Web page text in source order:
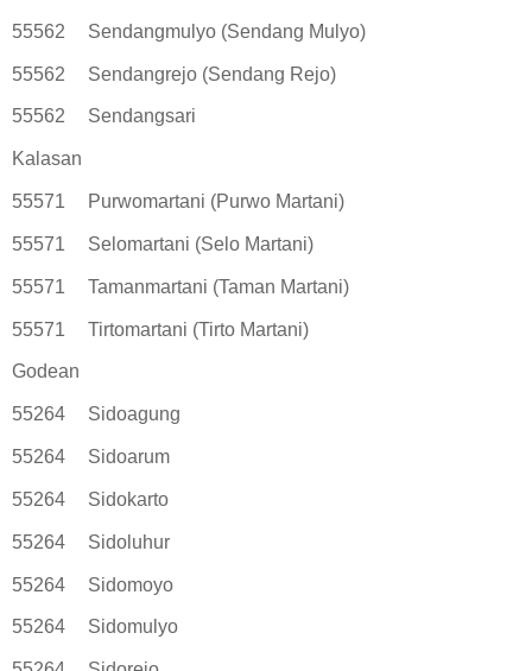
55562 Sendangmulyo (Sendang Mulyo)
55562 Sendangrejo (Sendang Rejo)
55562 Sendangsari
Kalasan
55571 Purwomartani (Purwo Martani)
55571 Selomartani (Selo Martani)
55571 Tamanmartani (Taman Martani)
55571 Tirtomartani (Tirto Martani)
Godean
55264 Sidoagung
55264 Sidoarum
55264 Sidokarto
55264 Sidoluhur
55264 Sidomoyo
55264 Sidomulyo